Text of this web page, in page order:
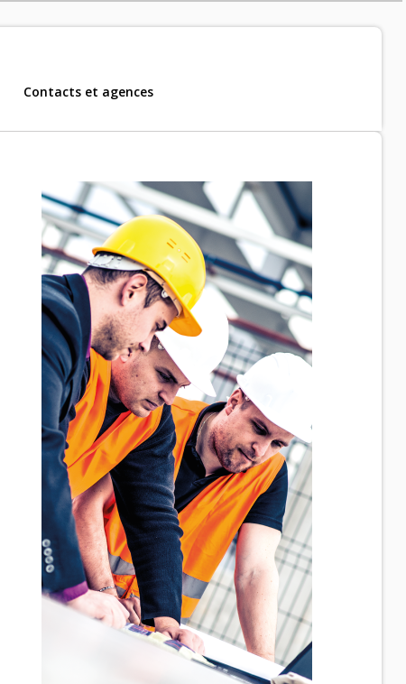
Contacts et agences